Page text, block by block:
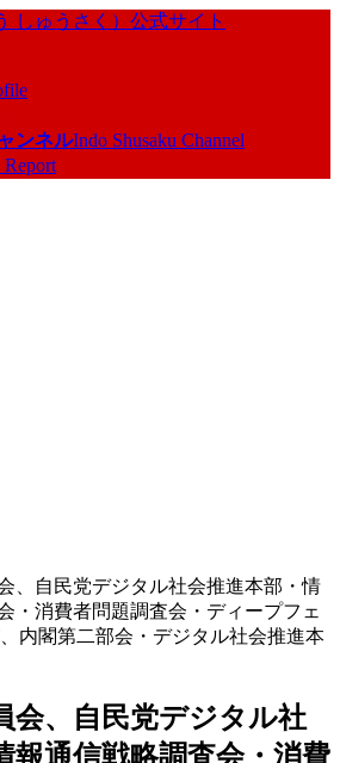
ンネルIndo Shusaku Channel
、自民党デジタル社会推進本部・情
・消費者問題調査会・ディープフェ
内閣第二部会・デジタル社会推進本
会、自民党デジタル社
報通信戦略調査会・消費